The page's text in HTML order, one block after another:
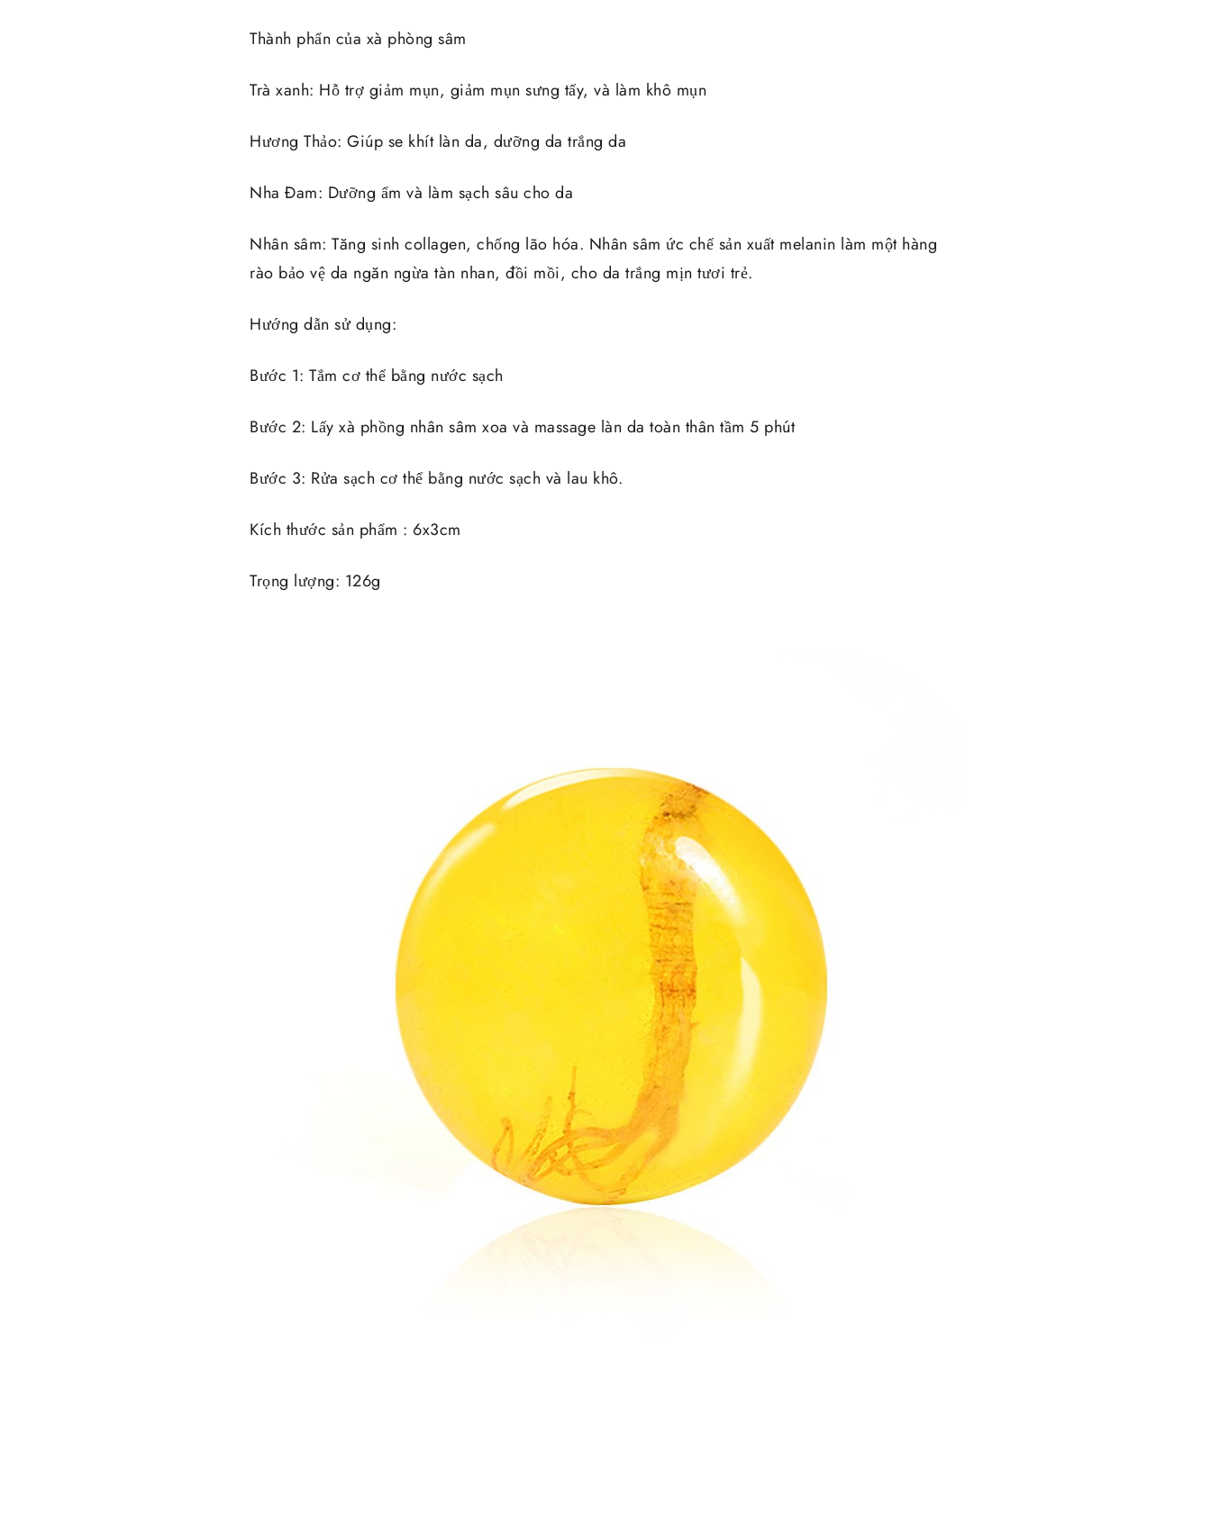
Thành phẩn của xà phòng sâm
Trà xanh: Hỗ trợ giảm mụn, giảm mụn sưng tấy, và làm khô mụn
Hương Thảo: Giúp se khít làn da, dưỡng da trắng da
Nha Đam: Dưỡng ẩm và làm sạch sâu cho da
Nhân sâm: Tăng sinh collagen, chống lão hóa. Nhân sâm ức chế sản xuất melanin làm một hàng
rào bảo vệ da ngăn ngừa tàn nhan, đồi mồi, cho da trắng mịn tươi trẻ.
Hướng dẫn sử dụng:
Bước 1: Tắm cơ thể bằng nước sạch
Bước 2: Lấy xà phồng nhân sâm xoa và massage làn da toàn thân tầm 5 phút
Bước 3: Rửa sạch cơ thể bằng nước sạch và lau khô.
Kích thước sản phẩm : 6x3cm
Trọng lượng: 126g